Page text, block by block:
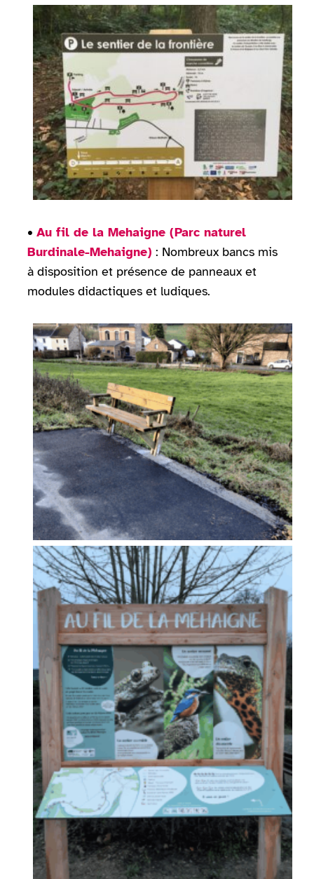
• Au fil de la Mehaigne (Parc naturel
Burdinale-Mehaigne) : Nombreux bancs mis
à disposition et présence de panneaux et
modules didactiques et ludiques.